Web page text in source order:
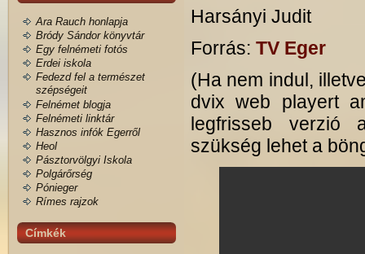
Ara Rauch honlapja
Bródy Sándor könyvtár
Egy felnémeti fotós
Erdei iskola
Fedezd fel a természet
szépségeit
Felnémet blogja
Felnémeti linktár
Hasznos infók Egerről
Heol
Pásztorvölgyi Iskola
Polgárőrség
Pónieger
Rímes rajzok
Címkék
Harsányi Judit
Forrás: TV Eger
(Ha nem indul,
dvix web playert
legfrisseb
szükség lehet a